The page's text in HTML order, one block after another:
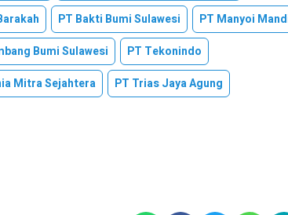
PT Bakti Bumi Sulawesi
PT Manyoi
Bumi Sulawesi
PT Tekonindo
Mitra Sejahtera
PT Trias Jaya Agung